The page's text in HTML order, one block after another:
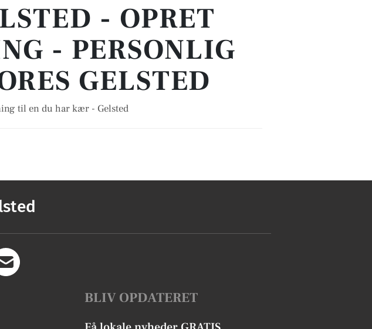
- OPRET
- PERSONLIG
GELSTED
til en du har kær - Gelsted
BLIV OPDATERET